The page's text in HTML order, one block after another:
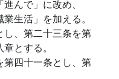
んで」に改め、
生活」を加える。
、第二十三条を第
とする。
四十一条とし、第